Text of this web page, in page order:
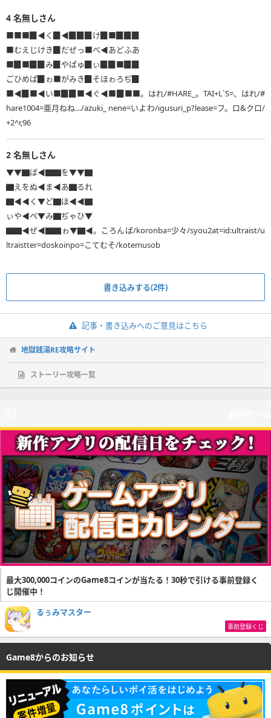
4 名無しさん
■■■▉◀く▉◀▉▉▉け▉■▉▉▉
■むえじけき▉だぜっ■べ◀あどふあ
■▉■▉▉み▉やぱゅ▉ぃ▉▉■▉▉
ごひめぱ▉ゎ■がみき▉そほゎろぢ▉
■◀▉■◀い■▉▉■◀ぐ◀■▉■■。はれ/#HARE_。TAI+L`S=、はれ/#
hare1004=亜月ねね…/azuki_ nene=いよわ/igusuri_p?lease=フ。ロ&クロ/
+2^r,96
2 名無しさん
▼▼▇ば◀▇▇を▼▼▇
▇えをぬ◀ま◀あ▇るれ
▇◀◀く▼ど▇ほ◀◀▇
ぃや◀ぺ▼み▇ぢゃひ▼
▇▇◀ぜ◀▇▇ゎ▼▇◀。ころんば/koronba=少々/syou2at=id:ultraist/u
ltraistter=doskoinpo=こてむそ/kotemusob
書き込みする(2件)
記事・書き込みへのご意見はこちら
地獄銭湯RE攻略サイト
ストーリー攻略一覧
最大300,000コインのGame8コインが当たる！30秒で引ける事前登録く
じ開催中！
るぅみマスター
事前登録くじ
Game8からのお知らせ